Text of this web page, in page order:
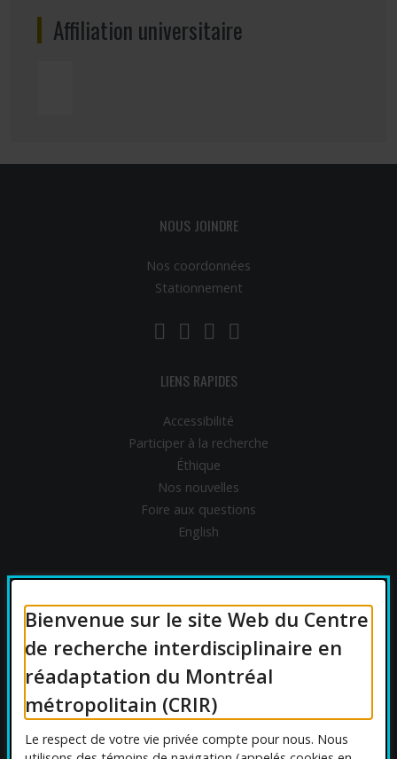
Bienvenue sur le site Web du Centre
de recherche interdisciplinaire en
réadaptation du Montréal
métropolitain (CRIR)
Le respect de votre vie privée compte pour nous. Nous
Affiliation universitaire
NOUS JOINDRE
Nos coordonnées
Stationnement
LinkedIn
YouTube
Twitter
LIENS RAPIDES
Accessibilité
Participer à la recherche
Éthique
Nos nouvelles
Foire aux questions
English
AFFILIATIONS UNIVERSITAIRES